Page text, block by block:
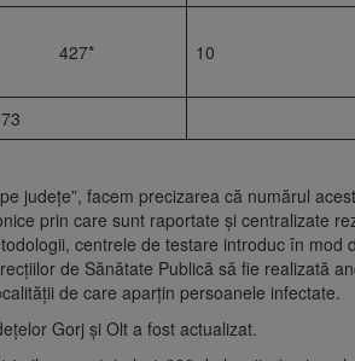
427* 10
73
județe”, facem precizarea că numărul
prin care sunt raportate și centralizate
centrele de testare introduc în mod
de Sănătate Publică să fie realizată
de care aparțin persoanele infectate.
Gorj și Olt a fost actualizat.